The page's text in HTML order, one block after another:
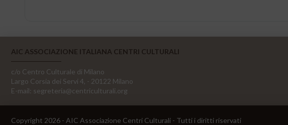
AIC ASSOCIAZIONE ITALIANA CENTRI CULTURALI
c/o Centro Culturale di Milano
Largo Corsia dei Servi 4, - 20122 Milano
E-mail: segreteria@centriculturali.org
Copyright 2026 - AIC Associazione Centri Culturali - Tutti i diritti riservati